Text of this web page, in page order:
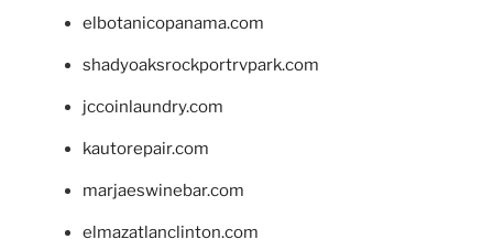
elbotanicopanama.com
shadyoaksrockportrvpark.com
jccoinlaundry.com
kautorepair.com
marjaeswinebar.com
elmazatlanclinton.com